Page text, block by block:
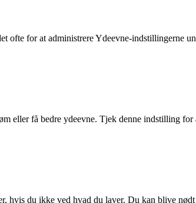
ofte for at administrere Ydeevne-indstillingerne
eller få bedre ydeevne. Tjek denne indstilling
hvis du ikke ved hvad du laver. Du kan blive